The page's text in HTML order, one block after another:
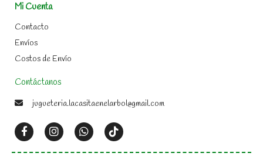
Mi Cuenta
Contacto
Envíos
Costos de Envío
Contáctanos
jugueteria.lacasitaenelarbol@gmail.com